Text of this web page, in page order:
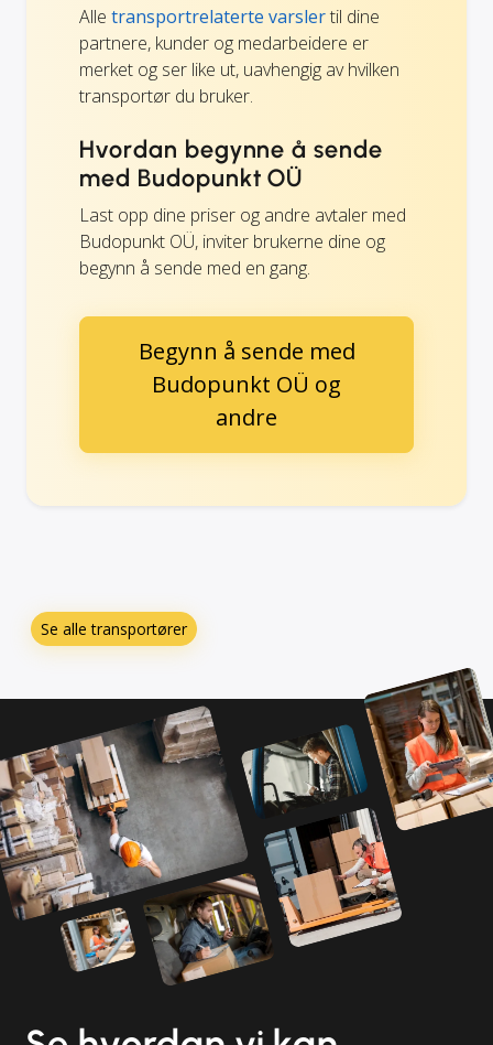
Alle transportrelaterte varslertil dine
partnere, kunder og medarbeidere er
merket og ser like ut, uavhengig av hvilken
transportør du bruker.
Hvordan begynne å sende
med Budopunkt OÜ
Last opp dine priser og andre avtaler med
Budopunkt OÜ, inviter brukerne dine og
begynn å sende med en gang.
Begynn å sende med
Budopunkt OÜ og
andre
Se alle transportører